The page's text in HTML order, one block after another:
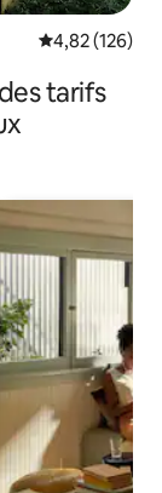
Évaluation
4,82 (126)
tarifs